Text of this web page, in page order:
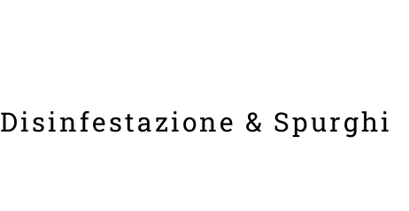
Disinfestazione & Spurghi